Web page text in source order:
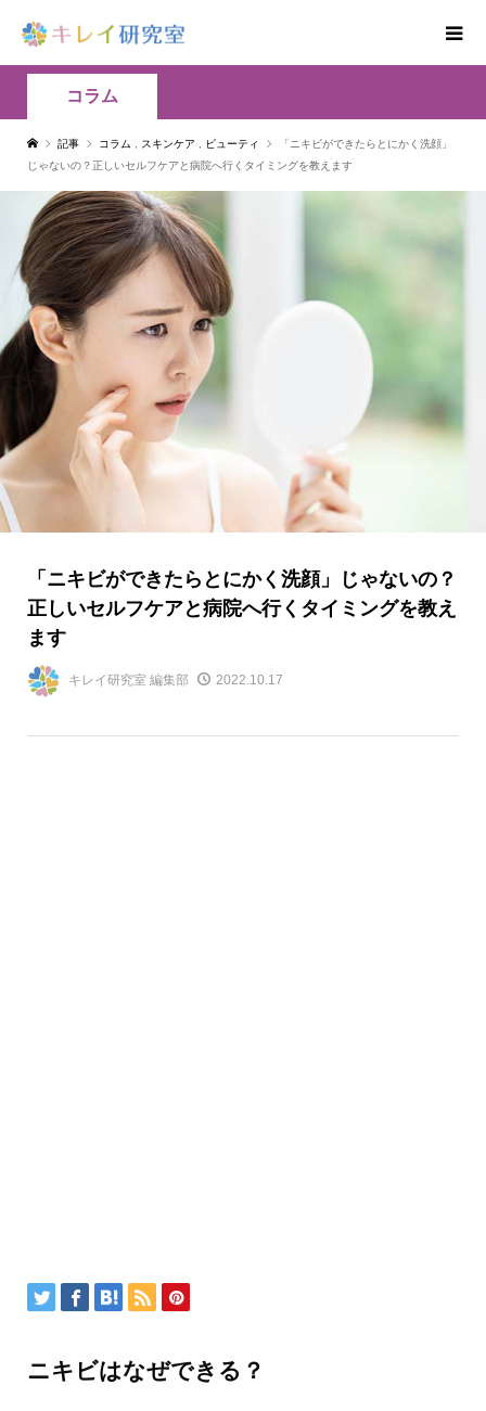
コラム
記事 コラム スキンケア ビューティ
「ニキビができたらとにかく洗顔」
じゃないの？正しいセルフケアと病院へ行くタイミングを教えます
「ニキビができたらとにかく洗顔」じゃないの？
正しいセルフケアと病院へ行くタイミングを教え
ます
キレイ研究室 編集部 2022.10.17
ニキビはなぜできる？